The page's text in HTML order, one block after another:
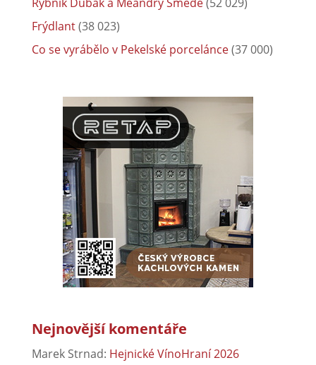
Frýdlant(38 023)
Co se vyrábělo v Pekelské porcelánce(37 000)
Nejnovější komentáře
Marek Strnad: Hejnické VínoHraní 2026